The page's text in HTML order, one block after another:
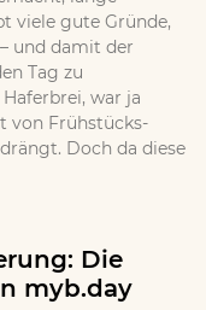
viele gute Gründe,
und damit der
Tag zu
war ja
von Frühstücks-
Doch da diese
Die
myb.day